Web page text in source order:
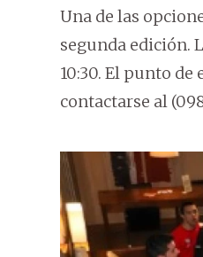
Una de las
segunda edición.
10:30. El punto
contactarse al